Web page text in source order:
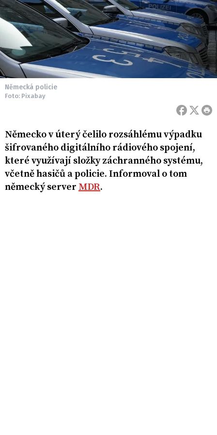
Německá policie
Foto: Pixabay
Německo v úterý čelilo rozsáhlému výpadku
šifrovaného digitálního rádiového spojení,
které využívají složky záchranného systému,
včetně hasičů a policie. Informoval o tom
německý server MDR.